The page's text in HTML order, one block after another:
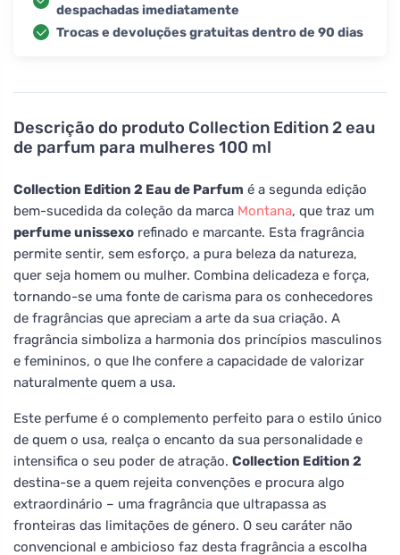
Descrição do produto Collection Edition 2 eau
de parfum para mulheres 100 ml
Collection Edition 2 Eau de Parfum é a segunda edição
bem-sucedida da coleção da marca Montana, que traz um
perfume unissexo refinado e marcante. Esta fragrância
permite sentir, sem esforço, a pura beleza da natureza,
quer seja homem ou mulher. Combina delicadeza e força,
tornando-se uma fonte de carisma para os conhecedores
de fragrâncias que apreciam a arte da sua criação. A
fragrância simboliza a harmonia dos princípios masculinos
e femininos, o que lhe confere a capacidade de valorizar
naturalmente quem a usa.
Este perfume é o complemento perfeito para o estilo único
de quem o usa, realça o encanto da sua personalidade e
intensifica o seu poder de atração. Collection Edition 2
destina-se a quem rejeita convenções e procura algo
extraordinário – uma fragrância que ultrapassa as
fronteiras das limitações de género. O seu caráter não
convencional e ambicioso faz desta fragrância a escolha
despachadas imediatamente
Trocas e devoluções gratuitas dentro de 90 dias